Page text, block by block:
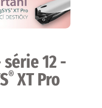
12 -
®XT Pro